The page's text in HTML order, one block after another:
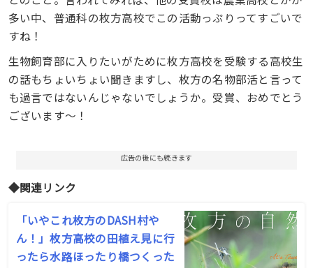
多い中、普通科の枚方高校でこの活動っぷりってすごいで
すね！
生物飼育部に入りたいがために枚方高校を受験する高校生
の話もちょいちょい聞きますし、枚方の名物部活と言って
も過言ではないんじゃないでしょうか。受賞、おめでとう
ございます〜！
広告の後にも続きます
◆関連リンク
「いやこれ枚方のDASH村や
ん！」枚方高校の田植え見に行
ったら水路ほったり橋つくった